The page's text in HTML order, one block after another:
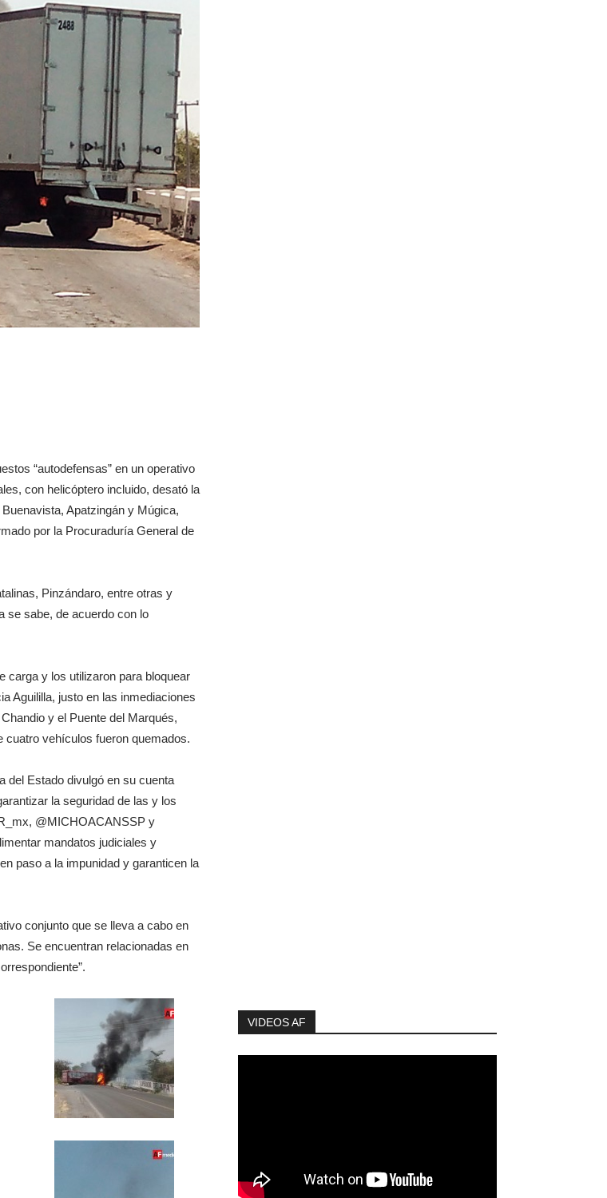
“autodefensas” en un operativo
con helicóptero incluido, desató la
Apatzingán y Múgica,
por la Procuraduría General de
Pinzándaro, entre otras y
se sabe, de acuerdo con lo
carga y los utilizaron para bloquear
Aguililla, justo en las inmediaciones
y el Puente del Marqués,
vehículos fueron quemados.
del Estado divulgó en su cuenta
la seguridad de las y los
@MICHOACANSSP y
mandatos judiciales y
paso a la impunidad y garanticen la
conjunto que se lleva a cabo en
Se encuentran relacionadas en
VIDEOS AF